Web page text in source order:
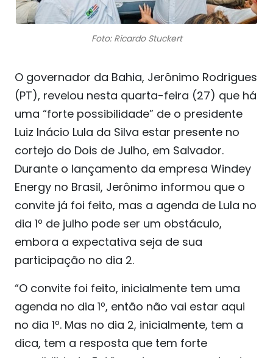
Foto: Ricardo Stuckert
O governador da Bahia, Jerônimo Rodrigues
(PT), revelou nesta quarta-feira (27) que há
uma “forte possibilidade” de o presidente
Luiz Inácio Lula da Silva estar presente no
cortejo do Dois de Julho, em Salvador.
Durante o lançamento da empresa Windey
Energy no Brasil, Jerônimo informou que o
convite já foi feito, mas a agenda de Lula no
dia 1º de julho pode ser um obstáculo,
embora a expectativa seja de sua
participação no dia 2.
“O convite foi feito, inicialmente tem uma
agenda no dia 1º, então não vai estar aqui
no dia 1º. Mas no dia 2, inicialmente, tem a
dica, tem a resposta que tem forte